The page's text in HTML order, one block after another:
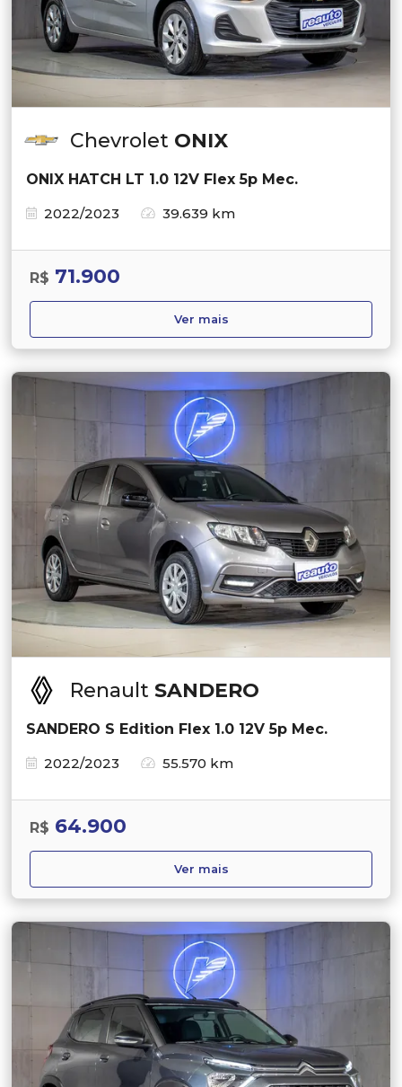
Chevrolet ONIX
ONIX HATCH LT 1.0 12V Flex 5p Mec.
2022/2023
39.639 km
R$ 71.900
Ver mais
Renault SANDERO
SANDERO S Edition Flex 1.0 12V 5p Mec.
2022/2023
55.570 km
R$ 64.900
Ver mais